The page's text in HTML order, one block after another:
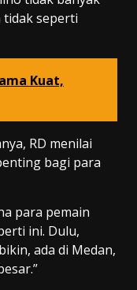
tidak seperti
Kuat,
RD menilai
bagi para
para pemain
ini. Dulu,
ada di Medan,